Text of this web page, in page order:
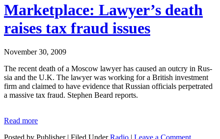
Marketplace: Lawyer’s death
raises tax fraud issues
November 30, 2009
The recent death of a Moscow lawyer has caused an out­cry in Rus­
sia and the U.K. The lawyer was work­ing for a British invest­ment
firm and claimed to have evi­dence that Russ­ian offi­cials per­pe­trat­ed
a mas­sive tax fraud. Stephen Beard reports.
Read more